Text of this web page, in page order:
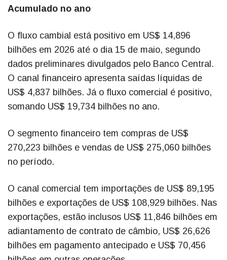
Acumulado no ano
O fluxo cambial está positivo em US$ 14,896
bilhões em 2026 até o dia 15 de maio, segundo
dados preliminares divulgados pelo Banco Central.
O canal financeiro apresenta saídas líquidas de
US$ 4,837 bilhões. Já o fluxo comercial é positivo,
somando US$ 19,734 bilhões no ano.
O segmento financeiro tem compras de US$
270,223 bilhões e vendas de US$ 275,060 bilhões
no período.
O canal comercial tem importações de US$ 89,195
bilhões e exportações de US$ 108,929 bilhões. Nas
exportações, estão inclusos US$ 11,846 bilhões em
adiantamento de contrato de câmbio, US$ 26,626
bilhões em pagamento antecipado e US$ 70,456